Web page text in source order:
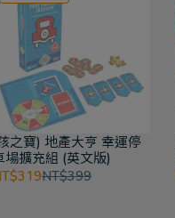
之寶) 地產大亨 幸運停
場擴充組 (英文版)
NT$399